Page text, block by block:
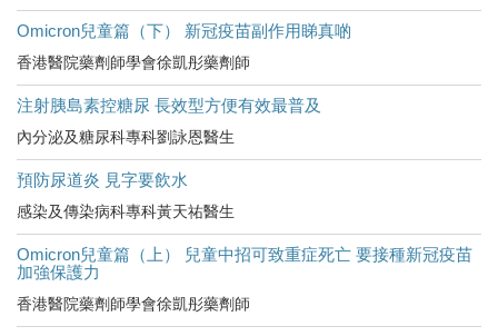
Omicron兒童篇（下） 新冠疫苗副作用睇真啲
香港醫院藥劑師學會徐凱彤藥劑師
注射胰島素控糖尿 長效型方便有效最普及
內分泌及糖尿科專科劉詠恩醫生
預防尿道炎 見字要飲水
感染及傳染病科專科黃天祐醫生
Omicron兒童篇（上） 兒童中招可致重症死亡 要接種新冠疫苗
加強保護力
香港醫院藥劑師學會徐凱彤藥劑師